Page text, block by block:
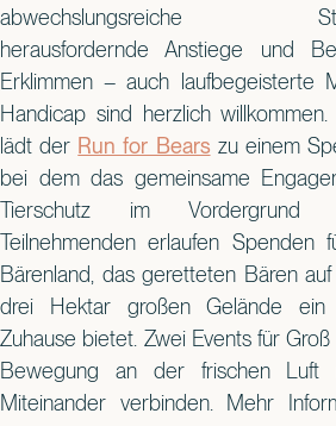
abwechslungsreiche
herausfordernde Anstiege und
Erklimmen – auch laufbegeisterte
Handicap sind herzlich
lädt der Run for Bears zu einem
bei dem das gemeinsame
Tierschutz im
Teilnehmenden erlaufen Spenden
Bärenland, das geretteten Bären
drei Hektar großen Gelände ein
Zuhause bietet. Zwei Events für
Bewegung an der frischen Luft
Miteinander verbinden. Mehr